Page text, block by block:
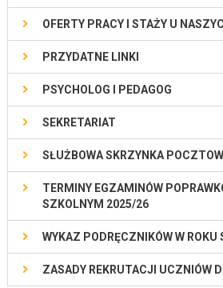
OFERTY PRACY I STAŻY U
PRZYDATNE LINKI
PSYCHOLOG I PEDAGOG
SEKRETARIAT
SŁUŻBOWA SKRZYNKA
TERMINY EGZAMINÓW
SZKOLNYM 2025/26
WYKAZ PODRĘCZNIKÓW W
ZASADY REKRUTACJI UCZNIÓW